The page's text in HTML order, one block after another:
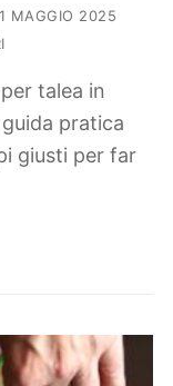
MAGGIO 2025
talea in
pratica
giusti per far